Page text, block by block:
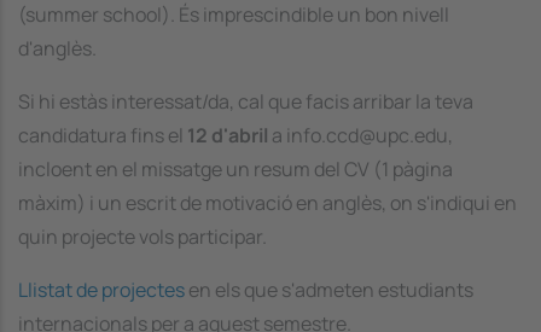
(summer school). És imprescindible un bon nivell
d'anglès.
Si hi estàs interessat/da, cal que facis arribar la teva
candidatura fins el 12 d'abril a info.ccd@upc.edu,
incloent en el missatge un resum del CV (1 pàgina
màxim) i un escrit de motivació en anglès, on s'indiqui en
quin projecte vols participar.
Llistat de projectesen els que s'admeten estudiants
internacionals per a aquest semestre.